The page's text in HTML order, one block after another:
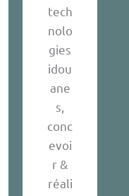
tech
nolo
gies
idou
ane
s,
conc
evoi
r &
réali